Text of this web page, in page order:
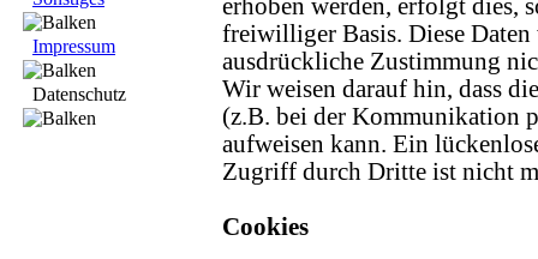
Impressum
Datenschutz
erhoben werden, erfolgt dies,
freiwilliger Basis. Diese Daten
ausdrückliche Zustimmung
Wir weisen darauf hin, dass
(z.B. bei der Kommunikation
aufweisen kann. Ein
Zugriff durch Dritte ist nicht
Cookies